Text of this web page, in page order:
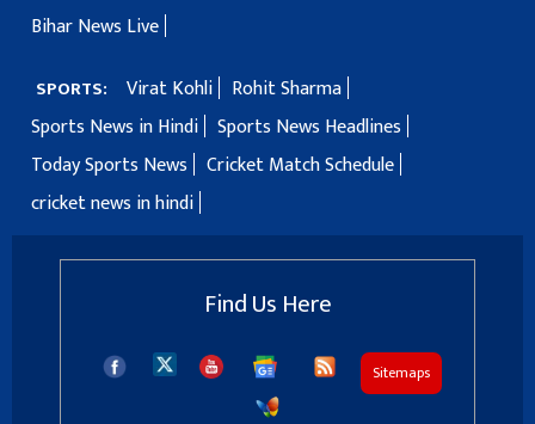
Bihar News Live
SPORTS: Virat Kohli
Rohit Sharma
Sports News in Hindi Sports News Headlines
Today Sports News
Cricket Match Schedule
cricket news in hindi
Find Us Here
Sitemaps